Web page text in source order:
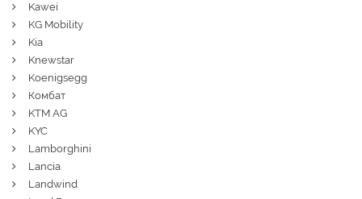
Kawei
KG Mobility
Kia
Knewstar
Koenigsegg
Комбат
KTM AG
KYC
Lamborghini
Lancia
Landwind